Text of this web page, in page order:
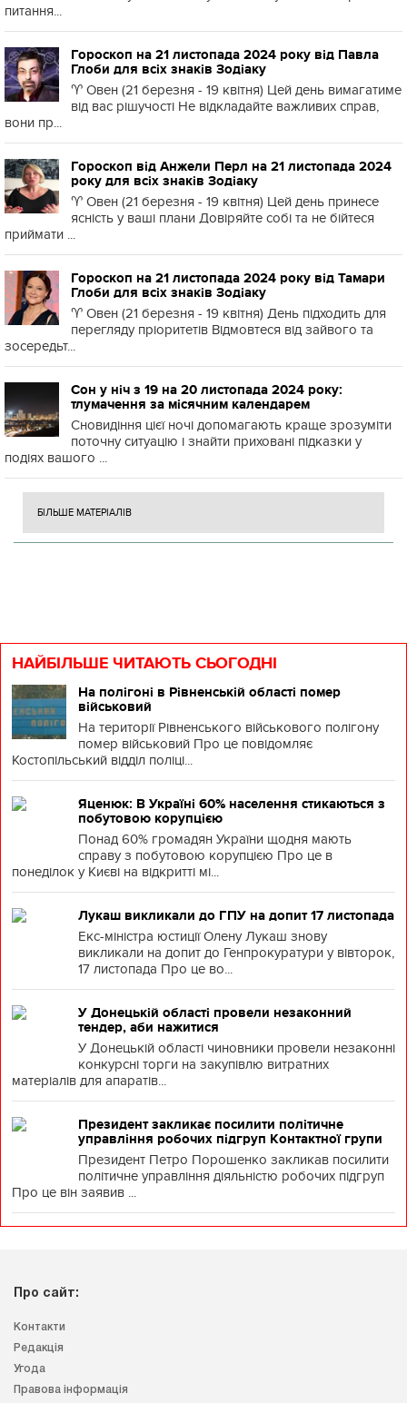
питання...
Гороскоп на 21 листопада 2024 року від Павла
Глоби для всіх знаків Зодіаку
♈️ Овен (21 березня - 19 квітня) Цей день вимагатиме
від вас рішучості Не відкладайте важливих справ,
вони пр...
Гороскоп від Анжели Перл на 21 листопада 2024
року для всіх знаків Зодіаку
♈️ Овен (21 березня - 19 квітня) Цей день принесе
ясність у ваші плани Довіряйте собі та не бійтеся
приймати ...
Гороскоп на 21 листопада 2024 року від Тамари
Глоби для всіх знаків Зодіаку
♈️ Овен (21 березня - 19 квітня) День підходить для
перегляду пріоритетів Відмовтеся від зайвого та
зосередьт...
Сон у ніч з 19 на 20 листопада 2024 року:
тлумачення за місячним календарем
Сновидіння цієї ночі допомагають краще зрозуміти
поточну ситуацію і знайти приховані підказки у
подіях вашого ...
БІЛЬШЕ МАТЕРІАЛІВ
НАЙБІЛЬШЕ ЧИТАЮТЬ СЬОГОДНІ
На полігоні в Рівненській області помер
військовий
На території Рівненського військового полігону
помер військовий Про це повідомляє
Костопільський відділ поліці...
Яценюк: В Україні 60% населення стикаються з
побутовою корупцією
Понад 60% громадян України щодня мають
справу з побутовою корупцією Про це в
понеділок у Києві на відкритті мі...
Лукаш викликали до ГПУ на допит 17 листопада
Екс-міністра юстиції Олену Лукаш знову
викликали на допит до Генпрокуратури у вівторок,
17 листопада Про це во...
У Донецькій області провели незаконний
тендер, аби нажитися
У Донецькій області чиновники провели незаконні
конкурсні торги на закупівлю витратних
матеріалів для апаратів...
Президент закликає посилити політичне
управління робочих підгруп Контактної групи
Президент Петро Порошенко закликав посилити
політичне управління діяльністю робочих підгруп
Про це він заявив ...
Про сайт:
Контакти
Редакція
Угода
Правова інформація